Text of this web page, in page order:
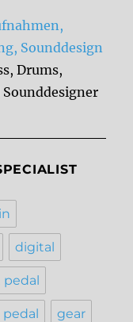
Sounddesign
Drums,
digital
pedal
pedal gear